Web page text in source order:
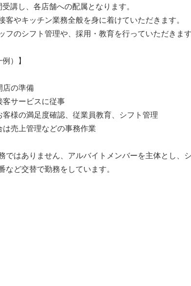
講し、各店舗への配属となります。
客やキッチン業務全般を身に着けていただきます。
フのシフト管理や、採用・教育を行っていただきます
）】
店の準備
客サービスに従事
様の満足度確認、従業員教育、シフト管理
売上管理などの事務作業
ではありません、アルバイトメンバーを主体とし、
など交替で勤務をしています。